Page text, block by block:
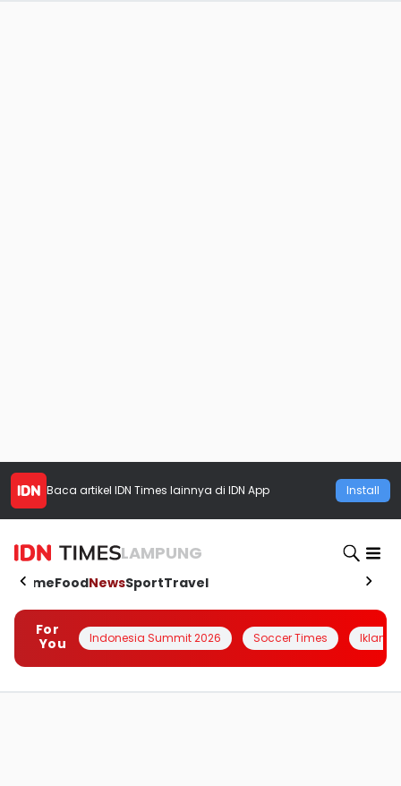
Baca artikel IDN Times lainnya di IDN App Install
LAMPUNG
HomeFoodNewsSportTravel
For
You
Indonesia Summit 2026 Soccer Times Iklanin